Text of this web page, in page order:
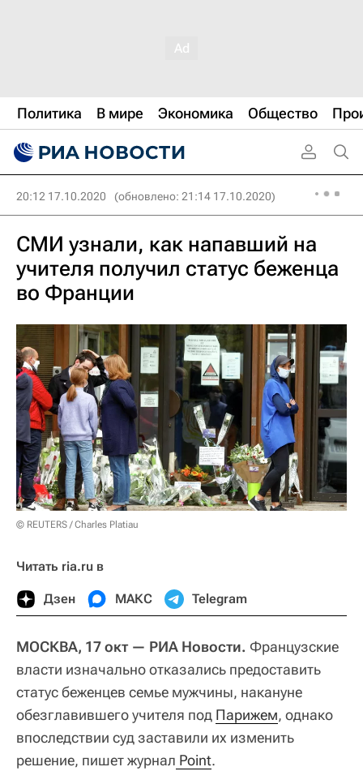
Политика В мире Экономика Общество
20:12 17.10.2020 (обновлено: 21:14 17.10.2020)
СМИ узнали, как напавший на
учителя получил статус беженца
во Франции
© REUTERS / Charles Platiau
Читать ria.ru в
Дзен МАКС Telegram
МОСКВА, 17 окт — РИА Новости. Французские
власти изначально отказались предоставить
статус беженцев семье мужчины, накануне
обезглавившего учителя под Парижем, однако
впоследствии суд заставили их изменить
решение, пишет журнал Point.